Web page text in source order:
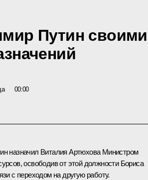
Путин
00:00
назначил Виталия Артюхова Министром
освободив от этой должности Бориса
с переходом на другую работу.